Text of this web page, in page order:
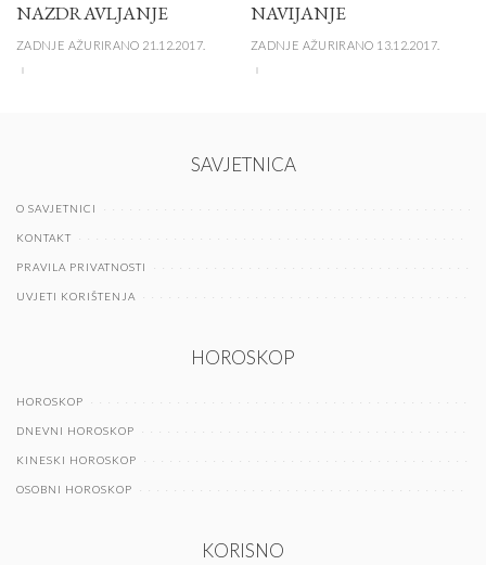
NAZDRAVLJANJE
ZADNJE AŽURIRANO 21.12.2017.
NAVIJANJE
ZADNJE AŽURIRANO 13.12.2017.
SAVJETNICA
O SAVJETNICI
KONTAKT
PRAVILA PRIVATNOSTI
UVJETI KORIŠTENJA
HOROSKOP
HOROSKOP
DNEVNI HOROSKOP
KINESKI HOROSKOP
OSOBNI HOROSKOP
KORISNO